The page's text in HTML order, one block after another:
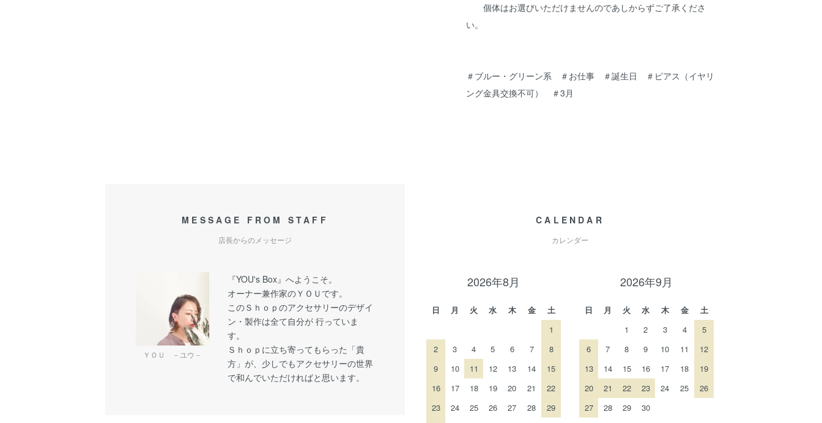
個体はお選びいただけませんのであしからずご了承くださ
い。
＃ブルー・グリーン系 ＃お仕事 ＃誕生日 ＃ピアス（イヤリ
ング金具交換不可） ＃3月
MESSAGE FROM STAFF
店長からのメッセージ
ＹＯＵ －ユウ－
『YOU's Box』へようこそ。
オーナー兼作家のＹＯＵです。
このＳｈｏｐのアクセサリーのデザイ
ン・製作は全て自分が 行っていま
す。
Ｓｈｏｐに立ち寄ってもらった「貴
方」が、少しでもアクセサリーの世界
で和んでいただければと思います。
CALENDAR
カレンダー
2026年8月
日 月 火 水 木 金
土
1
2
3 4 5 6 7
8
9
10 11 12 13 14
15
16
17 18 19 20 21
22
23
24 25 26 27 28
29
2026年9月
日 月 火 水 木 金
土
1
2 3 4
5
6
7 8 9 10 11
12
13
14 15 16 17 18
19
20
21 22 23 24 25
26
27
28 29 30